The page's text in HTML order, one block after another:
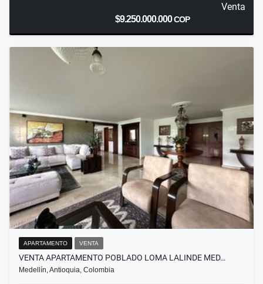
Venta
$9.250.000.000COP
APARTAMENTO VENTA
VENTA APARTAMENTO POBLADO LOMA LALINDE MED…
Medellín, Antioquia, Colombia